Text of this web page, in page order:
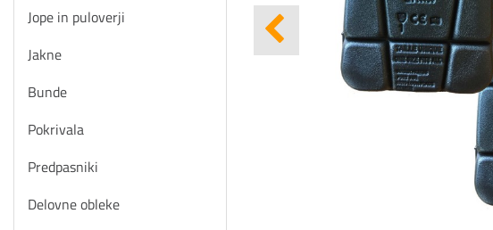
Jope in puloverji
Jakne
Bunde
Pokrivala
Predpasniki
Delovne obleke